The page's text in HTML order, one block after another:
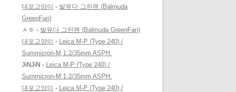
대포고양이 - 발뮤다 그린팬 (Balmuda
GreenFan)
ㅅㅎ - 발뮤다 그린팬 (Balmuda GreenFan)
대포고양이 - Leica M-P (Type 240) /
Summicron-M 1:2/35mm ASPH.
JiNJiN - Leica M-P (Type 240) /
Summicron-M 1:2/35mm ASPH.
대포고양이 - Leica M-P (Type 240) /